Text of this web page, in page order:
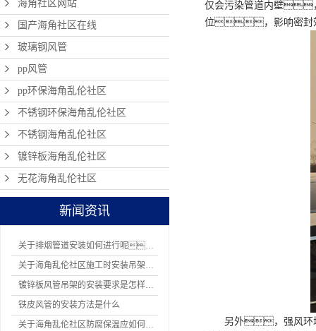
海角社区网站
国产海角社区在线
玻璃钢风管
pp风管
pp环保海角乱伦社区
不锈钢环保海角乱伦社区
不锈钢海角乱伦社区
镀锌板海角乱伦社区
无花海角乱伦社区
新闻资讯
关于排烟管道安装如何进行呢？
关于海角乱伦社区施工时安装吊架有哪8项规定
镀锌板风管吊架的安装要求是怎样的？
铁皮风管的安装方法是什么
关于海角乱伦社区防腐保温应如何操作
仅会污染管道内壁
位，影响密封
另外，强风环